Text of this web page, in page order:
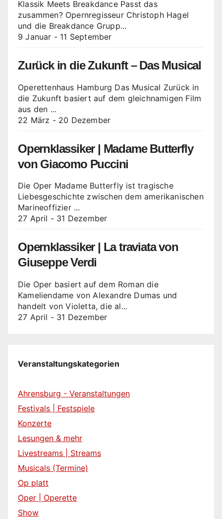
Klassik Meets Breakdance Passt das
zusammen? Opernregisseur Christoph Hagel
und die Breakdance Grupp...
9 Januar - 11 September
Zurück in die Zukunft – Das Musical
Operettenhaus Hamburg Das Musical Zurück in
die Zukunft basiert auf dem gleichnamigen Film
aus den ...
22 März - 20 Dezember
Opernklassiker | Madame Butterfly
von Giacomo Puccini
Die Oper Madame Butterfly ist tragische
Liebesgeschichte zwischen dem amerikanischen
Marineoffizier ...
27 April - 31 Dezember
Opernklassiker | La traviata von
Giuseppe Verdi
Die Oper basiert auf dem Roman die
Kameliendame von Alexandre Dumas und
handelt von Violetta, die al...
27 April - 31 Dezember
Veranstaltungskategorien
Ahrensburg - Veranstaltungen
Festivals | Festspiele
Konzerte
Lesungen & mehr
Livestreams | Streams
Musicals (Termine)
Op platt
Oper | Operette
Show